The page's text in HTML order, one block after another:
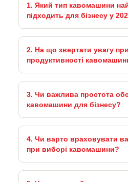
1. Який тип кавомашини
підходить для бізнесу у
2. На що звертати увагу
продуктивності
3. Чи важлива простота
кавомашини для бізнесу?
4. Чи варто враховувати
при виборі кавомашини?